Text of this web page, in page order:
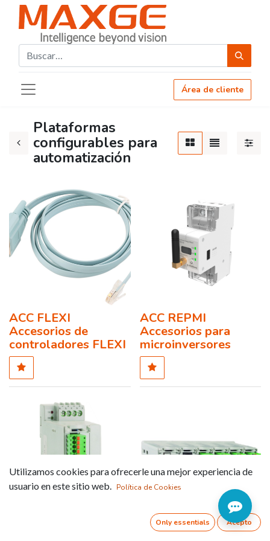
Área de cliente
Plataformas
configurables para
automatización
ACC FLEXI
Accesorios de
controladores FLEXI
ACC REPMI
Accesorios para
microinversores
Utilizamos cookies para ofrecerle una mejor experiencia de
usuario en este sitio web. Política de Cookies
Only essentials Acepto